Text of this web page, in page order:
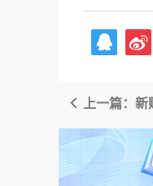
上一篇：新